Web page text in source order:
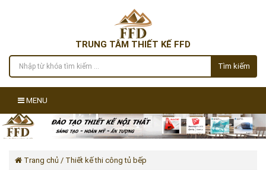
TRUNG TÂM THIẾT KẾ FFD
Tìm kiếm
MENU
Trang chủ / Thiết kế thi công tủ bếp